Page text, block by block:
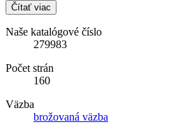
Čítať viac
Naše katalógové číslo
279983
Počet strán
160
Väzba
brožovaná väzba